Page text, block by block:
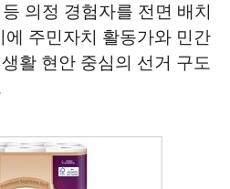
의정 경험자를 전면 배치
주민자치 활동가와 민간
활 현안 중심의 선거 구도